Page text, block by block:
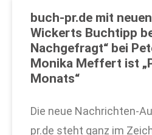
buch-pr.de mit
Wickerts Buchtipp
Nachgefragt“ bei
Monika Meffert ist
Monats“
Die neue Nachrichten-
pr.de steht ganz im